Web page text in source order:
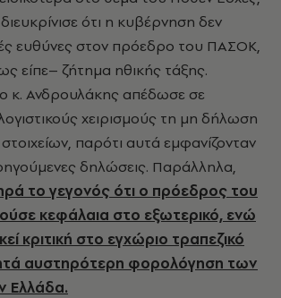
ότι η κυβέρνηση δεν
ευθύνες στον πρόεδρο του ΠΑΣΟΚ,
είπε– ζήτημα ηθικής τάξης.
ο κ. Ανδρουλάκης απέδωσε σε
χειρισμούς τη μη δήλωση
παρότι αυτά εμφανίζονταν
δηλώσεις. Παράλληλα,
το γεγονός ότι ο πρόεδρος του
κεφάλαια στο εξωτερικό, ενώ
κριτική στο εγχώριο τραπεζικό
αυστηρότερη φορολόγηση των
Ελλάδα.